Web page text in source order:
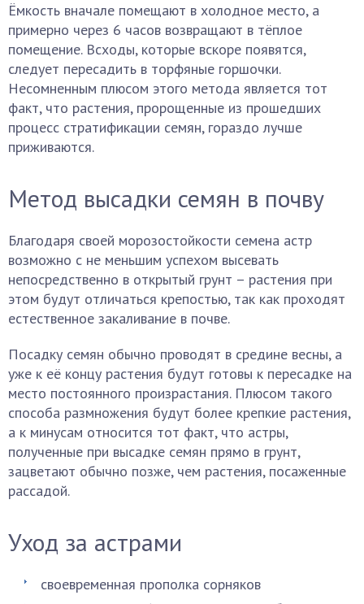
Ёмкость вначале помещают в холодное место, а
примерно через 6 часов возвращают в тёплое
помещение. Всходы, которые вскоре появятся,
следует пересадить в торфяные горшочки.
Несомненным плюсом этого метода является тот
факт, что растения, пророщенные из прошедших
процесс стратификации семян, гораздо лучше
приживаются.
Метод высадки семян в почву
Благодаря своей морозостойкости семена астр
возможно с не меньшим успехом высевать
непосредственно в открытый грунт – растения при
этом будут отличаться крепостью, так как проходят
естественное закаливание в почве.
Посадку семян обычно проводят в средине весны, а
уже к её концу растения будут готовы к пересадке на
место постоянного произрастания. Плюсом такого
способа размножения будут более крепкие растения,
а к минусам относится тот факт, что астры,
полученные при высадке семян прямо в грунт,
зацветают обычно позже, чем растения, посаженные
рассадой.
Уход за астрами
своевременная прополка сорняков